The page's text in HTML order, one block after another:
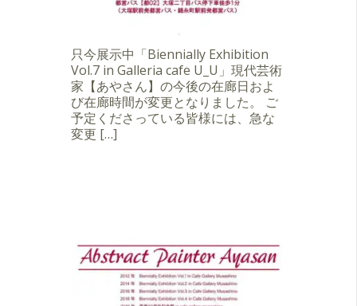
只今展示中「Biennially Exhibition
Vol.7 in Galleria cafe U_U」現代芸術
家【あやさん】の今後の在廊日およ
び在廊時間が変更となりました。 ご
予定くださっている皆様には、急な
変更 […]